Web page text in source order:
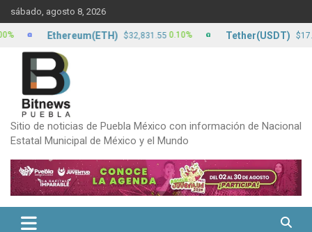
Skip
to
content
sábado, agosto 8, 2026
Sitio de noticias de Puebla México con información de Nacional
Estatal Municipal de México y el Mundo
Ethereum(ETH) $32,831.55 0.10% Tether(USDT) $17.13